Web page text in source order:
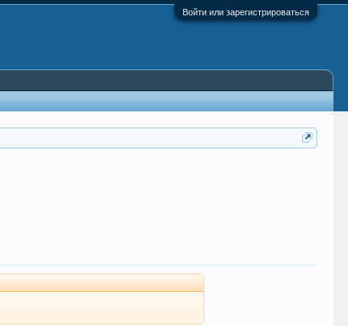
Войти или зарегистрироваться